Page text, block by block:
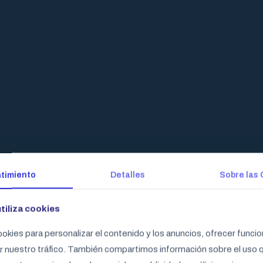
DE LA
Detalles Sobre las
cookies
para personalizar el contenido y los anuncios, ofrecer
nuestro tráfico. También compartimos información sobre el uso
Detalles Sobre las
cookies
para personalizar el contenido y los anuncios, ofrecer
nuestro tráfico. También compartimos información sobre el uso